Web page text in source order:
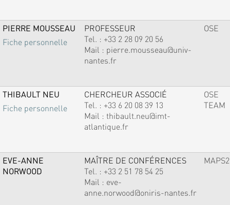
PIERRE MOUSSEAU
Fiche personnelle
PROFESSEUR
Tel. : +33 2 28 09 20 56
Mail : pierre.mousseau@univ-
nantes.fr
OSE
THIBAULT NEU
Fiche personnelle
CHERCHEUR ASSOCIÉ
Tel. : +33 6 20 08 39 13
Mail : thibault.neu@imt-
atlantique.fr
OSE
TEAM
EVE-ANNE
NORWOOD
MAÎTRE DE CONFÉRENCES
Tel. : +33 2 51 78 54 25
Mail : eve-
anne.norwood@oniris-nantes.fr
MAPS2